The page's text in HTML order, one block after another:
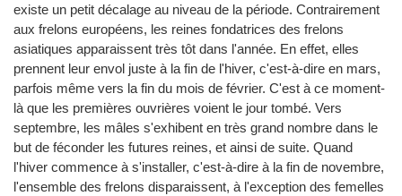
existe un petit décalage au niveau de la période. Contrairement
aux frelons européens, les reines fondatrices des frelons
asiatiques apparaissent très tôt dans l'année. En effet, elles
prennent leur envol juste à la fin de l'hiver, c'est-à-dire en mars,
parfois même vers la fin du mois de février. C'est à ce moment-
là que les premières ouvrières voient le jour tombé. Vers
septembre, les mâles s'exhibent en très grand nombre dans le
but de féconder les futures reines, et ainsi de suite. Quand
l'hiver commence à s'installer, c'est-à-dire à la fin de novembre,
l'ensemble des frelons disparaissent, à l'exception des femelles